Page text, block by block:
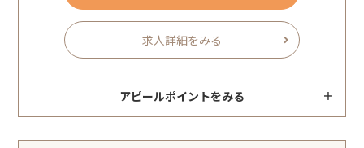
求人詳細をみる
アピールポイントをみる